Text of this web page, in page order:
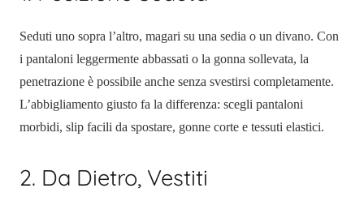
Seduti uno sopra l’altro, magari su una sedia o un divano. Con
i pantaloni leggermente abbassati o la gonna sollevata, la
penetrazione è possibile anche senza svestirsi completamente.
L’abbigliamento giusto fa la differenza: scegli pantaloni
morbidi, slip facili da spostare, gonne corte e tessuti elastici.
2. Da Dietro, Vestiti